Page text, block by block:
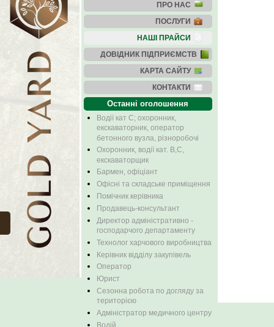
ПРО НАС
ПОСЛУГИ
НАШІ ПРАЙСИ
ДОВІДНИК ПІДПРИЄМСТВ
КАРТА САЙТУ
КОНТАКТИ
Останні оголошення
Водії кат С; охоронник,
екскаваторник, оператор
бетонного вузла, різноробочі
Охоронник, водії кат. В,С,
екскаваторщик
Бармен, офіціант
Офісні та складське приміщення
Помічник керівника
Продавець-консультант
Директор адміністративно -
господарчого департаменту
Технолог харчового виробництва
Керівник відділу закупівель
Оператор
Юрист
Сезонна робота по догляду за
територією
Адміністратор медичного центру
Водій